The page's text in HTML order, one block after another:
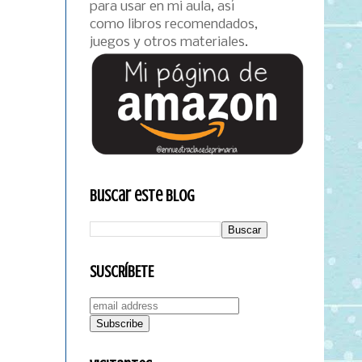
para usar en mi aula, así
como libros recomendados,
juegos y otros materiales.
Buscar este blog
SUSCRÍBETE